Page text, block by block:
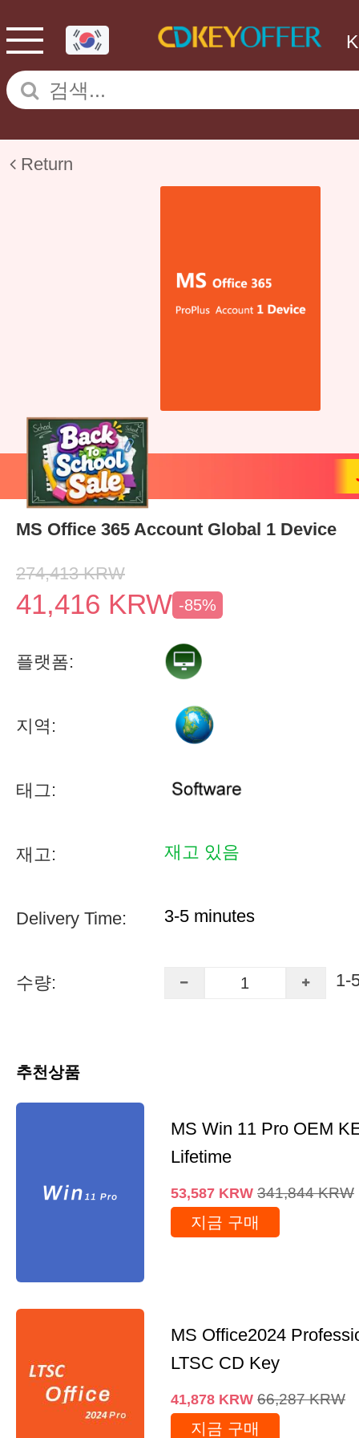
Return
MS Office 365 Account Global 1 Device
274,413 KRW
41,416 KRW -85%
플랫폼:
지역:
태그:
재고: 재고 있음
Delivery Time: 3-5 minutes
수량: 1-
추천상품
MS Win 11 Pro OEM
Lifetime
53,587 KRW 341,844 KRW
지금 구매
MS Office2024
LTSC CD Key
41,878 KRW 66,287 KRW
지금 구매